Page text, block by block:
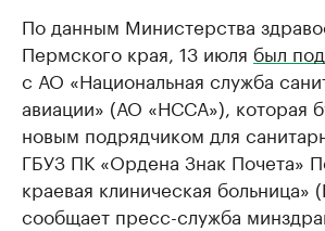
По данным Министерства
Пермского края, 13 июля был
с АО «Национальная служба
авиации» (АО «НССА»), которая
новым подрядчиком для
ГБУЗ ПК «Ордена Знак Почета»
краевая клиническая
сообщает пресс-служба